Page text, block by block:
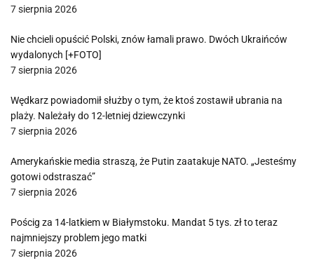
7 sierpnia 2026
Nie chcieli opuścić Polski, znów łamali prawo. Dwóch Ukraińców
wydalonych [+FOTO]
7 sierpnia 2026
Wędkarz powiadomił służby o tym, że ktoś zostawił ubrania na
plaży. Należały do 12-letniej dziewczynki
7 sierpnia 2026
Amerykańskie media straszą, że Putin zaatakuje NATO. „Jesteśmy
gotowi odstraszać”
7 sierpnia 2026
Pościg za 14-latkiem w Białymstoku. Mandat 5 tys. zł to teraz
najmniejszy problem jego matki
7 sierpnia 2026